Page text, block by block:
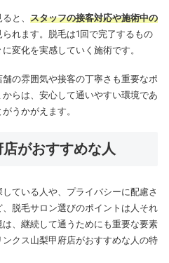
と、 スタッフの接客対応や施術中の
られます。脱毛は1回で完了するもの
変化を実感していく施術です。
の雰囲気や接客の丁寧さも重要なポ
らは、安心して通いやすい環境であ
うかがえます。
がおすすめな人
ている人や、プライバシーに配慮さ
脱毛サロン選びのポイントは人それ
、継続して通うためにも重要な要素
クス山梨甲府店がおすすめな人の特